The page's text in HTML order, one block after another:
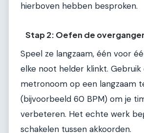
hierboven hebben besproken.
Stap 2: Oefen de
Speel ze langzaam, één voor
elke noot helder klinkt. Gebruik
metronoom op een langzaam
(bijvoorbeeld 60 BPM) om je
verbeteren. Het echte werk
schakelen tussen akkoorden.